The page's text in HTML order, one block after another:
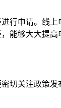
行申请。线
能够大大提高
切关注政策